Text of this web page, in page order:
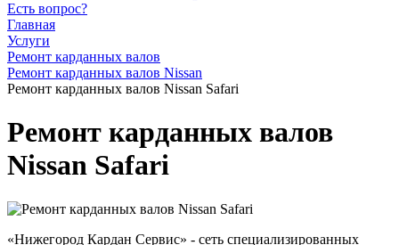
Есть вопрос?
Главная
Услуги
Ремонт карданных валов
Ремонт карданных валов Nissan
Ремонт карданных валов Nissan Safari
Ремонт карданных валов
Nissan Safari
«Нижегород Кардан Сервис» - сеть специализированных